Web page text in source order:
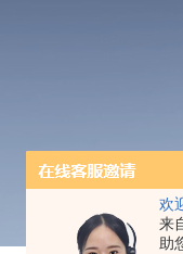
欢
来
助